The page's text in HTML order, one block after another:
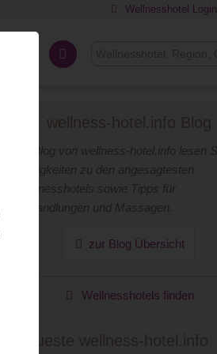
Wellnesshotel Login
wellness-hotel.info Blog
zur Blog Übersicht
Wellnesshotels finden
Neueste wellness-hotel.info